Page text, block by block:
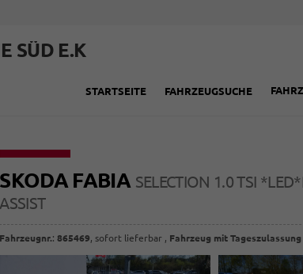
SÜD E.K
STARTSEITE FAHRZEUGSUCHE
SKODA FABIA SELECTION 1.0 TSI
ASSIST
Fahrzeugnr.:865469,sofort lieferbar , Fahrzeug mit Tageszulassung